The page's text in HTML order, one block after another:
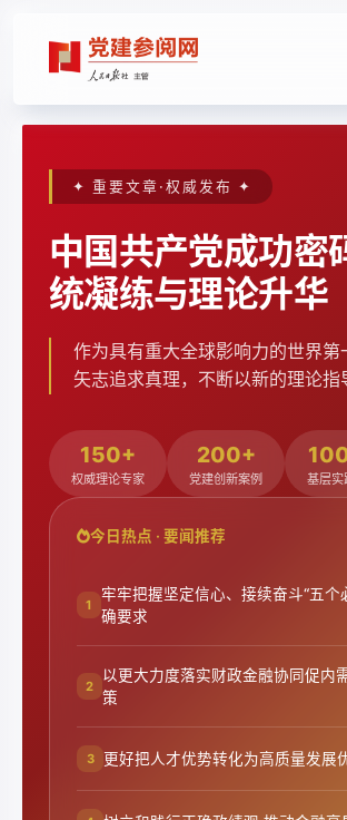
✦ 重要文章·权威发布 ✦
中国共产党成功密
统凝练与理论升华
作为具有重大全球影响力的世界第
矢志追求真理，不断以新的理论指
150+
权威理论专家
200+
党建创新案例 基层实
今日热点 · 要闻推荐
1
牢牢把握坚定信心、接续奋斗“五个
确要求
2
以更大力度落实财政金融协同促内
策
3 更好把人才优势转化为高质量发展